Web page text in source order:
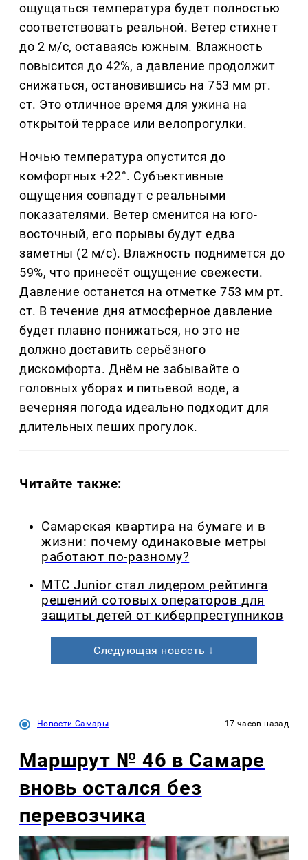
ощущаться температура будет полностью
соответствовать реальной. Ветер стихнет
до 2 м/с, оставаясь южным. Влажность
повысится до 42%, а давление продолжит
снижаться, остановившись на 753 мм рт.
ст. Это отличное время для ужина на
открытой террасе или велопрогулки.
Ночью температура опустится до
комфортных +22°. Субъективные
ощущения совпадут с реальными
показателями. Ветер сменится на юго-
восточный, его порывы будут едва
заметны (2 м/с). Влажность поднимется до
59%, что принесёт ощущение свежести.
Давление останется на отметке 753 мм рт.
ст. В течение дня атмосферное давление
будет плавно понижаться, но это не
должно доставить серьёзного
дискомфорта. Днём не забывайте о
головных уборах и питьевой воде, а
вечерняя погода идеально подходит для
длительных пеших прогулок.
Читайте также:
Самарская квартира на бумаге и в
жизни: почему одинаковые метры
работают по-разному?
МТС Junior стал лидером рейтинга
решений сотовых операторов для
защиты детей от киберпреступников
Следующая новость ↓
Новости Самары 17 часов назад
Маршрут № 46 в Самаре
вновь остался без
перевозчика